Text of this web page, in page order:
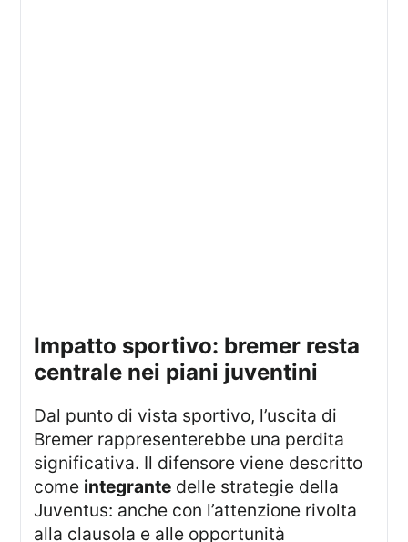
impatto sportivo: bremer resta
centrale nei piani juventini
Dal punto di vista sportivo, l’uscita di
Bremer rappresenterebbe una perdita
significativa. Il difensore viene descritto
come integrante delle strategie della
Juventus: anche con l’attenzione rivolta
alla clausola e alle opportunità